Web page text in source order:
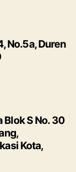
No.5a, Duren
S No. 30
Kota,